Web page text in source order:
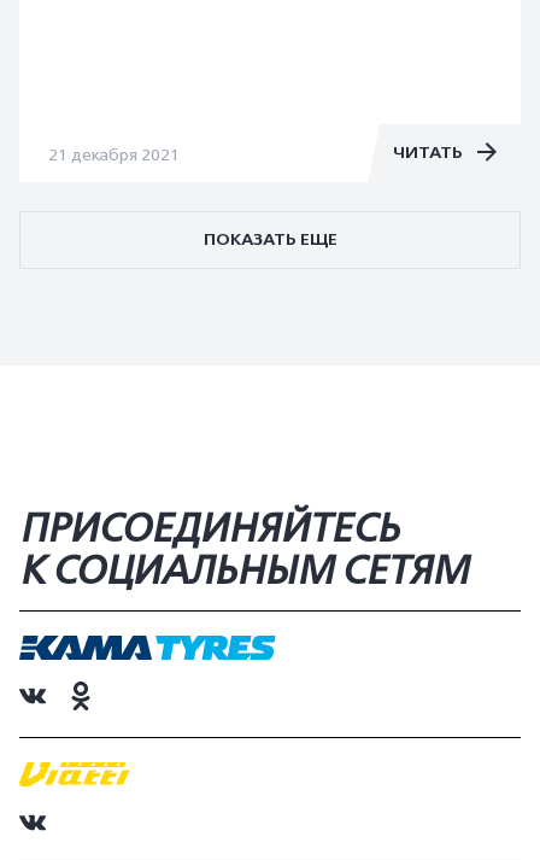
21 декабря 2021 ЧИТАТЬ
ПОКАЗАТЬ ЕЩЕ
ПРИСОЕДИНЯЙТЕСЬ
К СОЦИАЛЬНЫМ СЕТЯМ